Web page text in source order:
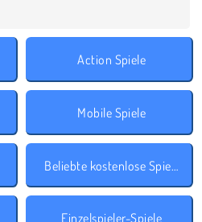
Action Spiele
Mobile Spiele
Beliebte kostenlose Spiele
Einzelspieler-Spiele